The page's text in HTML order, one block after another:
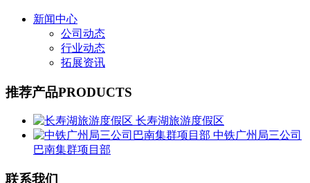
新闻中心
公司动态
行业动态
拓展资讯
推荐产品PRODUCTS
长寿湖旅游度假区
中铁广州局三公司
巴南集群项目部
联系我们